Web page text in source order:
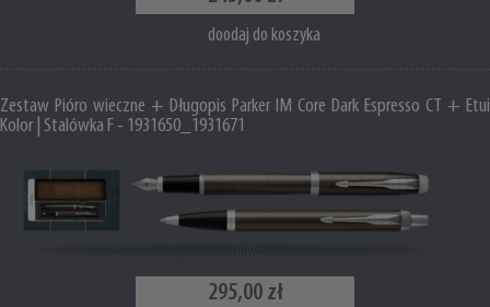
doodaj do koszyka
Zestaw Pióro wieczne + Długopis Parker IM Core Dark Espresso CT + Etui
Kolor | Stalówka F - 1931650_1931671
295,00 zł